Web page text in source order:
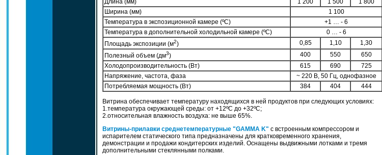
Длина (мм)
1 200 1 500
1 800
Ширина (мм)
1 100
Температура в экспозиционной камере (ºC)
+1 … - 6
Температура в дополнительной холодильной камере (ºC)
0 … - 6
Площадь экспозиции (м2) 0,85 1,10
1,30
Полезный объем (дм3) 400 550
650
Холодопроизводительность (Вт)
615 690
725
Напряжение, частота, фаза
~ 220 В, 50 Гц, однофазное
Потребляемая мощность (Вт)
384 404 444
Витрина обеспечивает температуру находящихся в ней продуктов при следующих условиях:
1.температура окружающей среды: от +12ºC до +32ºC;
2.относительная влажность воздуха: не выше 65%.
Витрины-прилавки среднетемпературные "GAMMA K" с встроенным компрессором и
испарителем статического типа предназначены для кратковременного хранения,
демонстрации и продажи кондитерских изделий. Оснащены выдвижными лотками и тремя
дополнительными стеклянными полками.